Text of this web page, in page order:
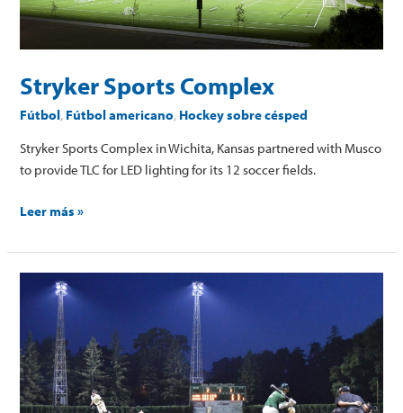
Stryker Sports Complex
Fútbol, Fútbol americano, Hockey sobre césped
Stryker Sports Complex in Wichita, Kansas partnered with Musco
to provide TLC for LED lighting for its 12 soccer fields.
Leer más »
Delano
Municipal
Baseball
Park